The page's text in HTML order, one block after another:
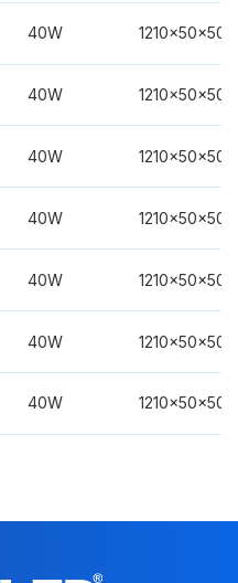
40W
40W
40W
40W
40W
40W
40W